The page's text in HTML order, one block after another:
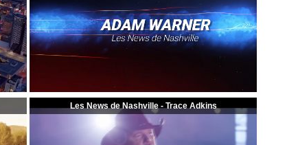
Les News de Nashville - Trace Adkins